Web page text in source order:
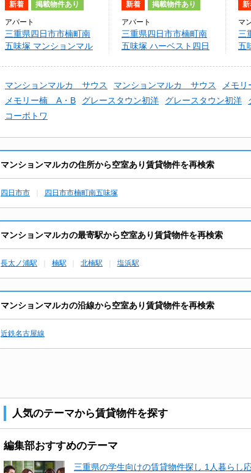
新着 掲載物件あり
アパート
三重県四日市市楠町南
五味塚 マンションマル
新着 掲載物件あり
アパート
三重県四日市市楠町南
五味塚 ハーベスト四日
新
マ
三
五
マンションマルカ サウス マンションマルカ サウス メモリ
メモリー楠 A・B
グレースタウン初洋 グレースタウン初洋
コーポトワ
マンションマルカの住所から空室あり賃貸物件を再検索
四日市市 四日市市楠町南五味塚
マンションマルカの最寄駅から空室あり賃貸物件を再検索
長太ノ浦駅 楠駅 北楠駅 塩浜駅
マンションマルカの沿線から空室あり賃貸物件を再検索
近鉄名古屋線
人気のテーマから賃貸物件を探す
編集部おすすめのテーマ
三重県の学生向けの賃貸物件探し 1人暮らし